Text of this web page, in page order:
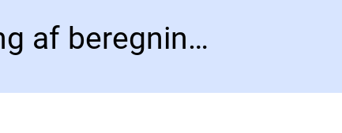
Reducering af indberetning af og præcisering af beregningsregler